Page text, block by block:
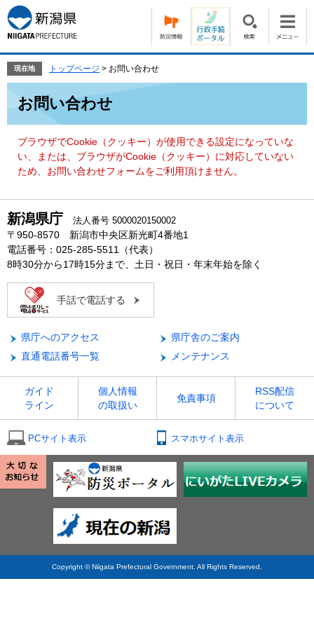
ー
ジ
の
頭
す。
ニ
ュ
ー
飛
て
現在地 トップページ > お問い合わせ
お問い合わせ
ブラウザでCookie（クッキー）が使用できる設定になっていな
い、または、ブラウザがCookie（クッキー）に対応していない
ため、お問い合わせフォームをご利用頂けません。
新潟県庁 法人番号 5000020150002
〒950-8570 新潟市中央区新光町4番地1
電話番号：025-285-5511（代表）
8時30分から17時15分まで、土日・祝日・年末年始を除く
手話で電話する
県庁へのアクセス
県庁舎のご案内
直通電話番号一覧
メンテナンス
ガイド
ライン
個人情報
の取扱い
免責事項
RSS配信
について
PCサイト表示 スマホサイト表示
Copyright © Niigata Prefectural Government. All Rights Reserved.